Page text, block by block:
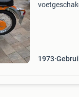
1973